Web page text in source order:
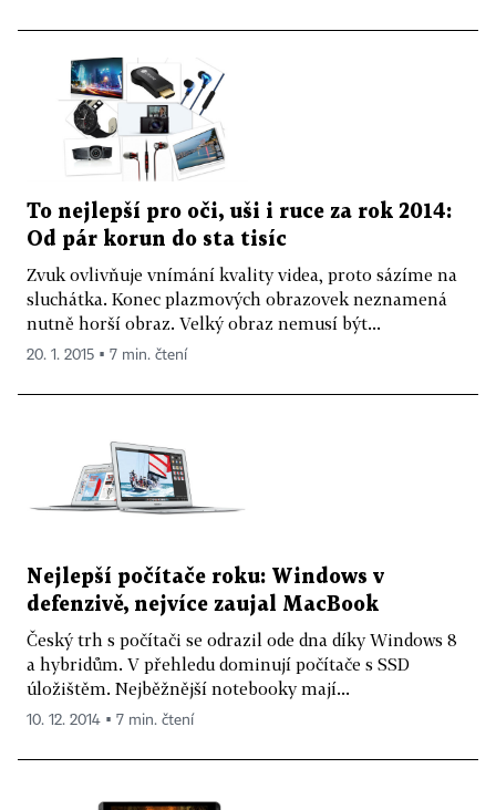
To nejlepší pro oči, uši i ruce za rok 2014:
Od pár korun do sta tisíc
Zvuk ovlivňuje vnímání kvality videa, proto sázíme na
sluchátka. Konec plazmových obrazovek neznamená
nutně horší obraz. Velký obraz nemusí být...
20. 1. 2015 ▪ 7 min. čtení
Nejlepší počítače roku: Windows v
defenzivě, nejvíce zaujal MacBook
Český trh s počítači se odrazil ode dna díky Windows 8
a hybridům. V přehledu dominují počítače s SSD
úložištěm. Nejběžnější notebooky mají...
10. 12. 2014 ▪ 7 min. čtení